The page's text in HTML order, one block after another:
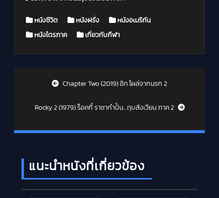
Posted in
หนังชีวิต หนังฝรั่ง หนังอเมริกัน
หนังไตรภาค เกี่ยวกับกีฬา
Post navigationChapter Two (2019) อิท โผล่จากนรก 2
Rocky 2 (1979) ร็อคกี้ ราชากำปั้น…ทุบสังเวียน ภาค 2
แนะนำหนังที่เกี่ยวข้อง